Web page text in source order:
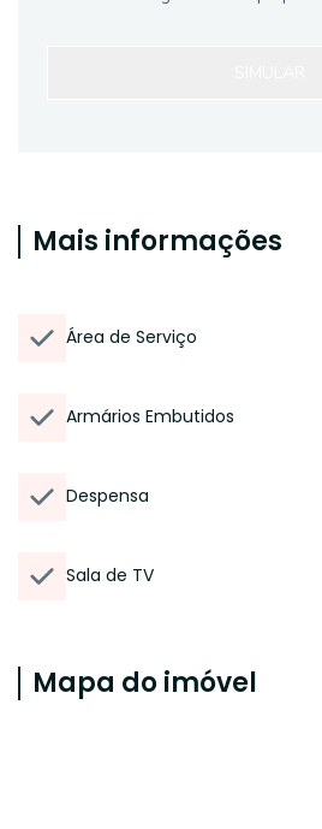
Mais informações
Área de Serviço
Armários Embutidos
Despensa
Sala de TV
Mapa do imóvel